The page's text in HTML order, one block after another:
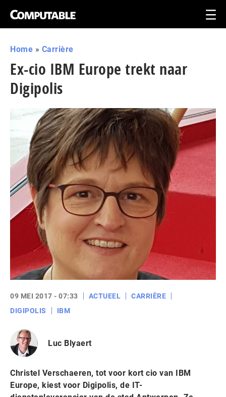
Home » Carrière
Ex-cio IBM Europe trekt naar
Digipolis
09 MEI 2017 - 07:33 ACTUEEL
CARRIÈRE
DIGIPOLIS
IBM
Luc Blyaert
Christel Verschaeren, tot voor kort cio van IBM
Europe, kiest voor Digipolis, de IT-